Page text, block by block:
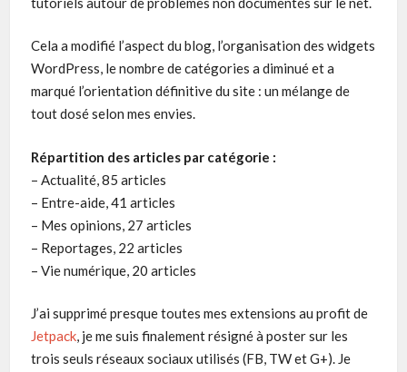
Cela a modifié l’aspect du blog, l’organisation des widgets
WordPress, le nombre de catégories a diminué et a
marqué l’orientation définitive du site : un mélange de
tout dosé selon mes envies.
Répartition des articles par catégorie :
– Actualité, 85 articles
– Entre-aide, 41 articles
– Mes opinions, 27 articles
– Reportages, 22 articles
– Vie numérique, 20 articles
J’ai supprimé presque toutes mes extensions au profit de
Jetpack, je me suis finalement résigné à poster sur les
trois seuls réseaux sociaux utilisés (FB, TW et G+). Je